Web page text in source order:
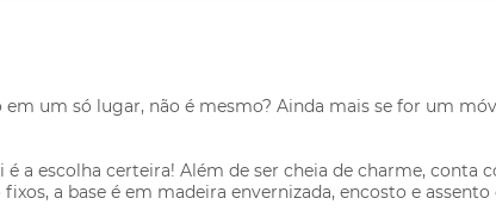
um só lugar, não é mesmo? Ainda mais se for um
a escolha certeira! Além de ser cheia de charme,
a base é em madeira envernizada, encosto e